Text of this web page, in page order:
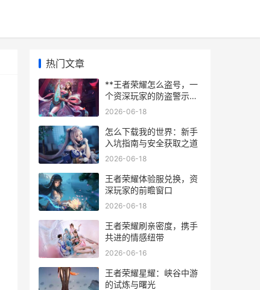
热门文章
**王者荣耀怎么盗号，一
个资深玩家的防盗警示
录，副标题，揭开网络黑
2026-06-18
怎么下载我的世界：新手
入坑指南与安全获取之道
2026-06-18
王者荣耀体验服兑换，资
深玩家的前瞻窗口
2026-06-18
王者荣耀刷亲密度，携手
共进的情感纽带
2026-06-16
王者荣耀星耀：峡谷中游
的试炼与曙光